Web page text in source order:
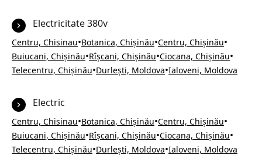
Electricitate 380v
Centru, Chisinau•Botanica, Chișinău•Centru, Chișinău•
Buiucani, Chișinău•Rîșcani, Chișinău•Ciocana, Chișinău•
Telecentru, Chișinău•Durlești, Moldova•Ialoveni, Moldova
Electric
Centru, Chisinau•Botanica, Chișinău•Centru, Chișinău•
Buiucani, Chișinău•Rîșcani, Chișinău•Ciocana, Chișinău•
Telecentru, Chișinău•Durlești, Moldova•Ialoveni, Moldova